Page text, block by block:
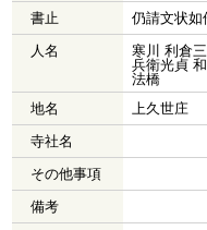
書止
仍請文状如
人名
寒川 利倉
兵衛光貞
法橋
地名
上久世庄
寺社名
その他事項
備考